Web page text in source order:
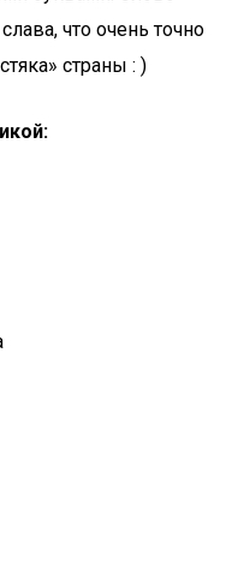
что очень точно
страны : )